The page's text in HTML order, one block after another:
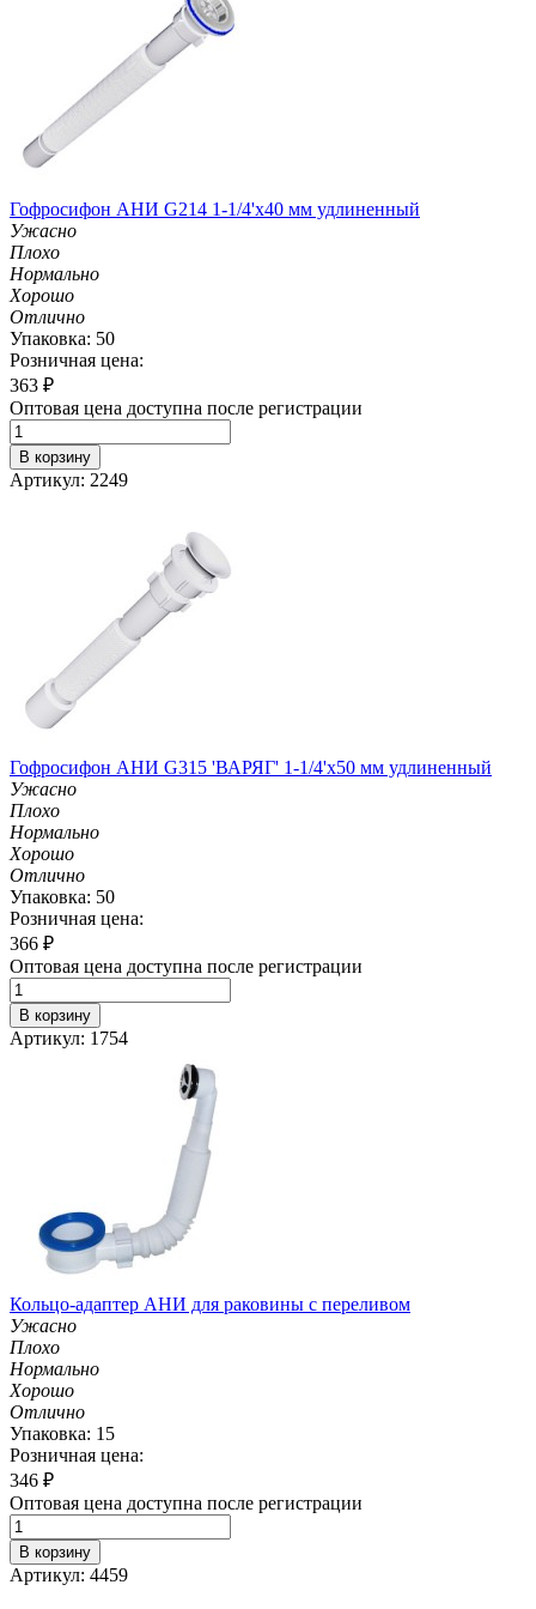
Гофросифон АНИ G214 1-1/4'х40 мм удлиненный
Ужасно
Плохо
Нормально
Хорошо
Отлично
Упаковка: 50
Розничная цена:
363 ₽
Оптовая цена доступна после регистрации
В корзину
Артикул: 2249
Гофросифон АНИ G315 'ВАРЯГ' 1-1/4'х50 мм удлиненный
Ужасно
Плохо
Нормально
Хорошо
Отлично
Упаковка: 50
Розничная цена:
366 ₽
Оптовая цена доступна после регистрации
В корзину
Артикул: 1754
Кольцо-адаптер АНИ для раковины с переливом
Ужасно
Плохо
Нормально
Хорошо
Отлично
Упаковка: 15
Розничная цена:
346 ₽
Оптовая цена доступна после регистрации
В корзину
Артикул: 4459